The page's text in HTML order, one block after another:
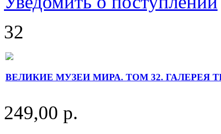
32
ВЕЛИКИЕ МУЗЕИ МИРА. ТОМ 32. ГАЛЕРЕЯ
249,00 р.